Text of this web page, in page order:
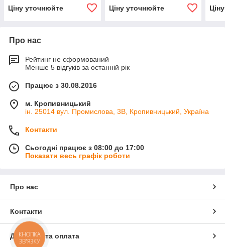
Ціну уточнюйте
Ціну уточнюйте
Про нас
Рейтинг не сформований
Менше 5 відгуків за останній рік
Працює з 30.08.2016
м. Кропивницький
ін. 25014 вул. Промислова, 3В, Кропивницький, Україна
Контакти
Сьогодні працює з 08:00 до 17:00
Показати весь графік роботи
Про нас
Контакти
Доставка та оплата
КНОПКА
ЗВ'ЯЗКУ